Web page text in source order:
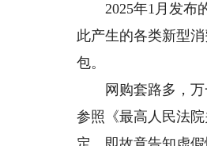
2025年1月发布的
此产生的各类新型
包。
网购套路多，万
参照《最高人民法